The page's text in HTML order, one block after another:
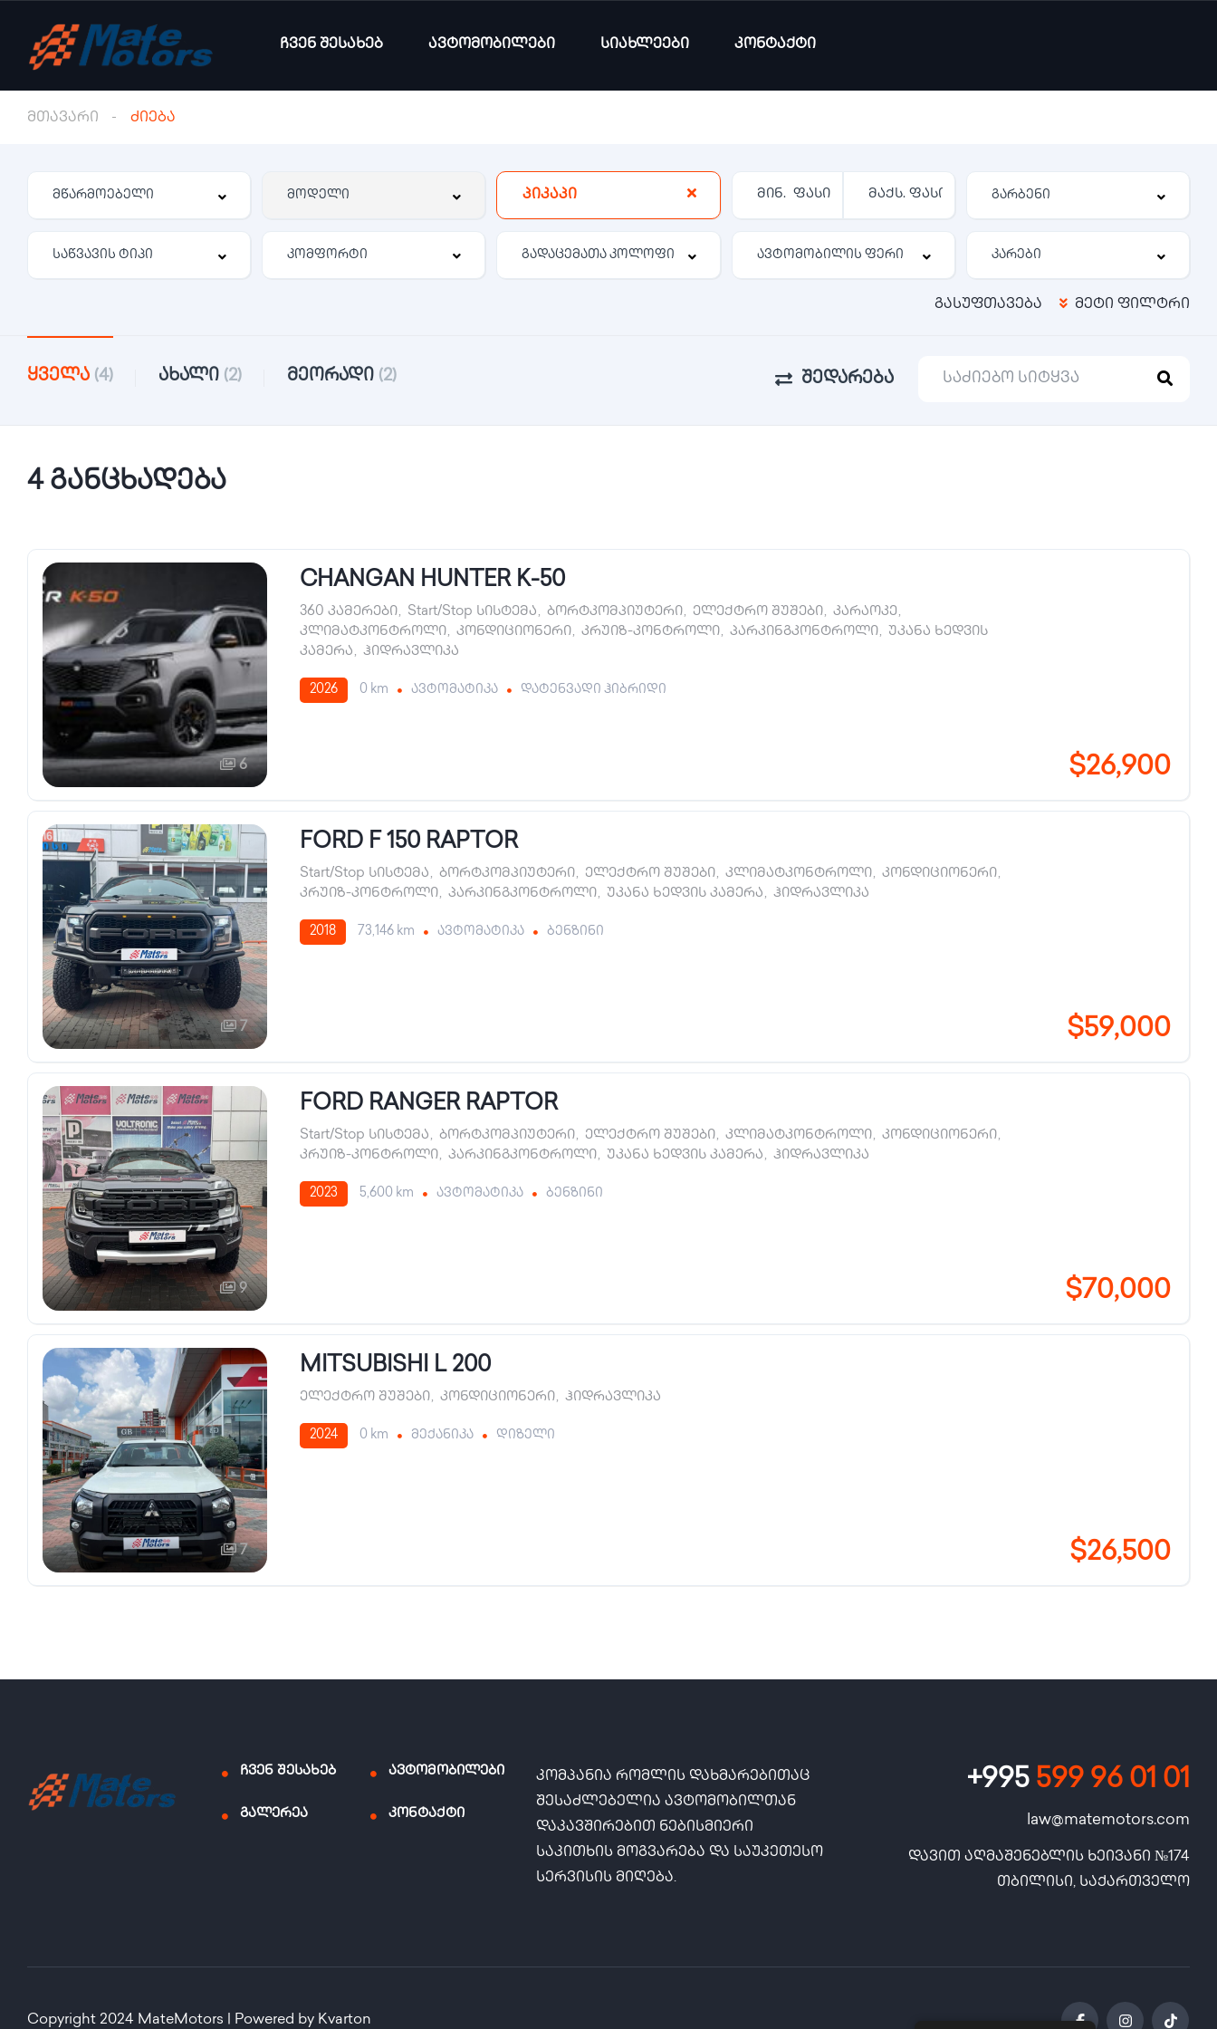
ჩვენ შესახებ ავტომობილები სიახლეები კონტაქტი
მთავარი ძიება
პიკაპი
კომფორტი
გასუფთავება მეტი ფილტრი
ყველა (4) ახალი (2) მეორადი (2) შედარება
4 განცხადება
6
CHANGAN HUNTER K-50
360 კამერები, Start/Stop სისტემა, ბორტკომპიუტერი, ელექტრო შუშები, კარაოკე,
კლიმატკონტროლი, კონდიციონერი, კრუიზ-კონტროლი, პარკინგკონტროლი, უკანა ხედვის
კამერა, ჰიდრავლიკა
2026 0 km ავტომატიკა დატენვადი ჰიბრიდი
$26,900
7
FORD F 150 RAPTOR
Start/Stop სისტემა, ბორტკომპიუტერი, ელექტრო შუშები, კლიმატკონტროლი, კონდიციონერი,
კრუიზ-კონტროლი, პარკინგკონტროლი, უკანა ხედვის კამერა, ჰიდრავლიკა
2018 73,146 km ავტომატიკა ბენზინი
$59,000
9
FORD RANGER RAPTOR
Start/Stop სისტემა, ბორტკომპიუტერი, ელექტრო შუშები, კლიმატკონტროლი, კონდიციონერი,
კრუიზ-კონტროლი, პარკინგკონტროლი, უკანა ხედვის კამერა, ჰიდრავლიკა
2023 5,600 km ავტომატიკა ბენზინი
$70,000
7
MITSUBISHI L 200
ელექტრო შუშები, კონდიციონერი, ჰიდრავლიკა
2024 0 km მექანიკა დიზელი
$26,500
ჩვენ შესახებ ავტომობილები
გალერეა კონტაქტი
კომპანია რომლის დახმარებითაც
შესაძლებელია ავტომობილთან
დაკავშირებით ნებისმიერი
საკითხის მოგვარება და საუკეთესო
სერვისის მიღება.
+995599 96 01 01
law@matemotors.com
დავით აღმაშენებლის ხეივანი №174
თბილისი, საქართველო
Copyright 2024 MateMotors | Powered by Kvarton